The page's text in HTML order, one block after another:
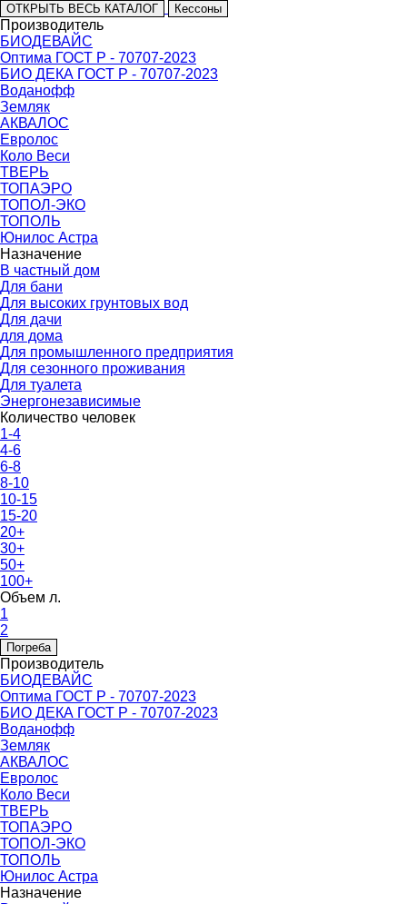
ОТКРЫТЬ ВЕСЬ КАТАЛОГ Кессоны
Производитель
БИОДЕВАЙС
Оптима ГОСТ Р - 70707-2023
БИО ДЕКА ГОСТ Р - 70707-2023
Воданофф
Земляк
АКВАЛОС
Евролос
Коло Веси
ТВЕРЬ
ТОПАЭРО
ТОПОЛ-ЭКО
ТОПОЛЬ
Юнилос Астра
Назначение
В частный дом
Для бани
Для высоких грунтовых вод
Для дачи
для дома
Для промышленного предприятия
Для сезонного проживания
Для туалета
Энергонезависимые
Количество человек
1-4
4-6
6-8
8-10
10-15
15-20
20+
30+
50+
100+
Объем л.
1
2
Погреба
Производитель
БИОДЕВАЙС
Оптима ГОСТ Р - 70707-2023
БИО ДЕКА ГОСТ Р - 70707-2023
Воданофф
Земляк
АКВАЛОС
Евролос
Коло Веси
ТВЕРЬ
ТОПАЭРО
ТОПОЛ-ЭКО
ТОПОЛЬ
Юнилос Астра
Назначение